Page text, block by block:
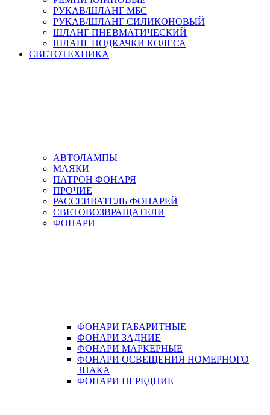
РУКАВ/ШЛАНГ МБС
РУКАВ/ШЛАНГ СИЛИКОНОВЫЙ
ШЛАНГ ПНЕВМАТИЧЕСКИЙ
ШЛАНГ ПОДКАЧКИ КОЛЕСА
СВЕТОТЕХНИКА
АВТОЛАМПЫ
МАЯКИ
ПАТРОН ФОНАРЯ
ПРОЧИЕ
РАССЕИВАТЕЛЬ ФОНАРЕЙ
СВЕТОВОЗВРАЩАТЕЛИ
ФОНАРИ
ФОНАРИ ГАБАРИТНЫЕ
ФОНАРИ ЗАДНИЕ
ФОНАРИ МАРКЕРНЫЕ
ФОНАРИ ОСВЕЩЕНИЯ НОМЕРНОГО
ЗНАКА
ФОНАРИ ПЕРЕДНИЕ